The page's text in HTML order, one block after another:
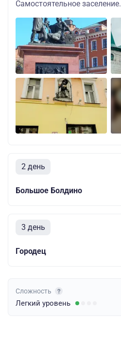
Самостоятельное заселение.
2 день
Большое Болдино
3 день
Городец
Сложность
Легкий уровень